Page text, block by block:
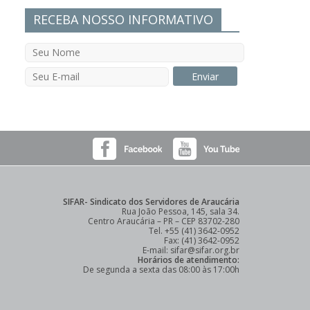
RECEBA NOSSO INFORMATIVO
SIFAR- Sindicato dos Servidores de Araucária
Rua João Pessoa, 145, sala 34.
Centro Araucária – PR – CEP 83702-280
Tel. +55 (41) 3642-0952
Fax: (41) 3642-0952
E-mail: sifar@sifar.org.br
Horários de atendimento:
De segunda a sexta das 08:00 às 17:00h